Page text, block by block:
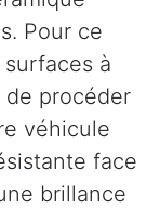
Pour ce
à
procéder
véhicule
face
brillance